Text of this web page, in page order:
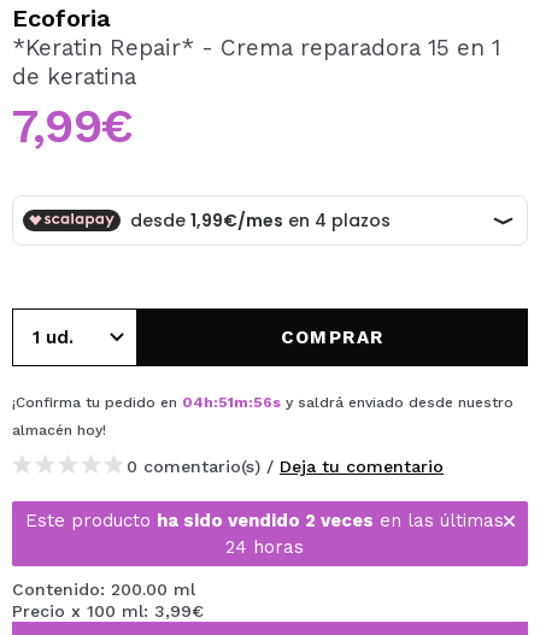
Al crear una cuenta en Maquillalia.com podrás realizar
tus compras rápidamente, revisar el estado de tus
Ecoforia
*Keratin Repair* - Crema reparadora 15 en 1
de keratina
7,99€
COMPRAR
¡Confirma tu pedido en 04h:51m:56s y saldrá enviado desde nuestro
almacén hoy!
0 comentario(s) / Deja tu comentario
Este producto ha sido vendido 2 veces en las últimas
24 horas
Contenido: 200.00 ml
Precio x 100 ml: 3,99€